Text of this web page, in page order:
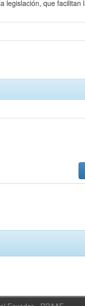
legislación, que facilitan